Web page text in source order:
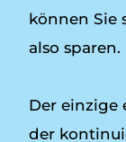
können Sie
also sparen.
Der einzige
der